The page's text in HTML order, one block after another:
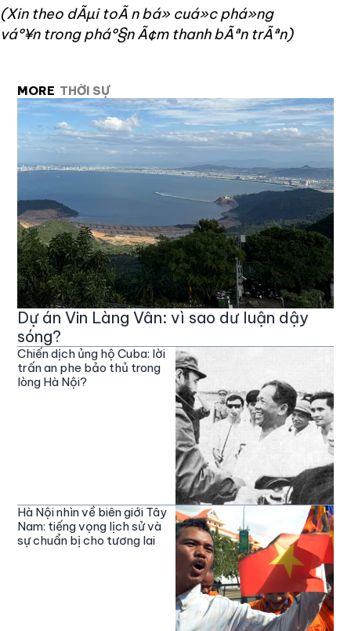
(Xin theo dÃµi toÃ n bá» cuá»c phá»ng
váº¥n trong pháº§n Ã¢m thanh bÃªn trÃªn)
MORE THỜI SỰ
Dự án Vin Làng Vân: vì sao dư luận dậy
sóng?
Chiến dịch ủng hộ Cuba: lời
trấn an phe bảo thủ trong
lòng Hà Nội?
Hà Nội nhìn về biên giới Tây
Nam: tiếng vọng lịch sử và
sự chuẩn bị cho tương lai